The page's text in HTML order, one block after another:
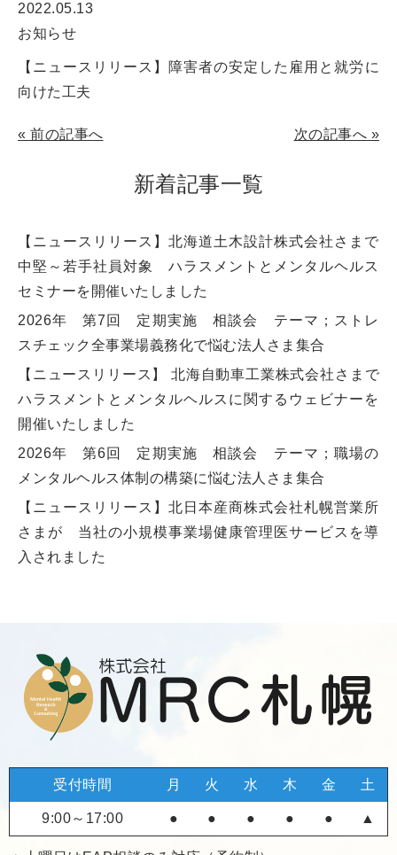
2022.05.13
お知らせ
【ニュースリリース】 障害者の安定した雇用と就労に
向けた工夫
« 前の記事へ 次の記事へ »
新着記事一覧
【ニュースリリース】北海道土木設計株式会社さまで
中堅～若手社員対象 ハラスメントとメンタルヘルス
セミナーを開催いたしました
2026年 第7回 定期実施 相談会 テーマ；ストレ
スチェック全事業場義務化で悩む法人さま集合
【ニュースリリース】 北海自動車工業株式会社さまで
ハラスメントとメンタルヘルスに関するウェビナーを
開催いたしました
2026年 第6回 定期実施 相談会 テーマ；職場の
メンタルヘルス体制の構築に悩む法人さま集合
【ニュースリリース】北日本産商株式会社札幌営業所
さまが 当社の小規模事業場健康管理医サービスを導
入されました
受付時間 月 火 水 木 金 土
9:00～17:00 ● ● ● ● ● ▲